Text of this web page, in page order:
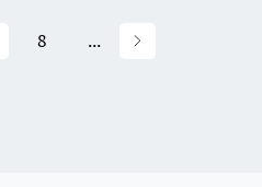
8 ...